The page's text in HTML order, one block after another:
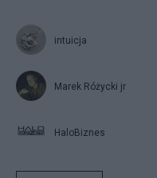
intuicja
Marek Różycki jr
HaloBiznes